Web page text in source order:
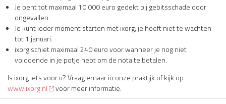
Je bent tot maximaal 10.000 euro gedekt bij gebitsschade door
ongevallen.
Je kunt ieder moment starten met ixorg; je hoeft niet te wachten
tot 1 januari.
ixorg schiet maximaal 240 euro voor wanneer je nog niet
voldoende in je potje hebt om de nota te betalen.
Is ixorg iets voor u? Vraag ernaar in onze praktijk of kijk op
www.ixorg.nl
voor meer informatie.